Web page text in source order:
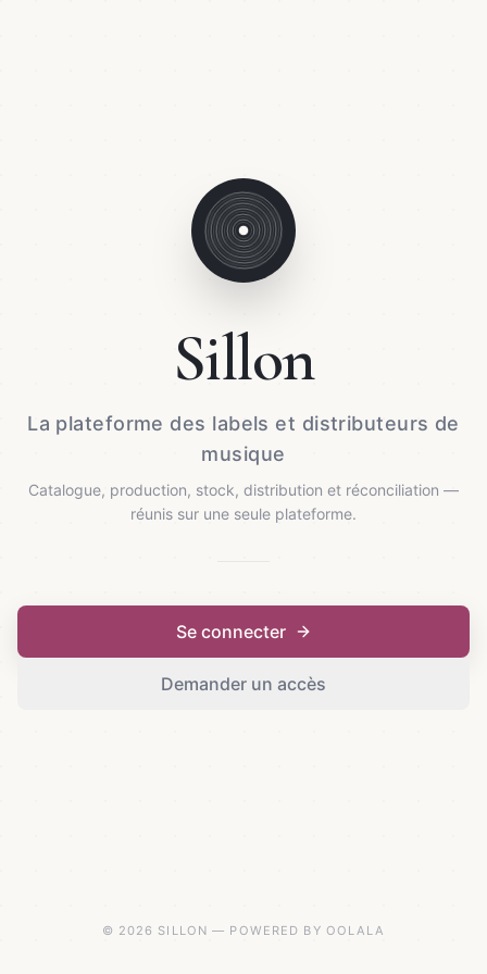
Sillon
La plateforme des labels et distributeurs de
musique
Catalogue, production, stock, distribution et réconciliation —
réunis sur une seule plateforme.
Se connecter
Demander un accès
© 2026 SILLON — POWERED BY OOLALA